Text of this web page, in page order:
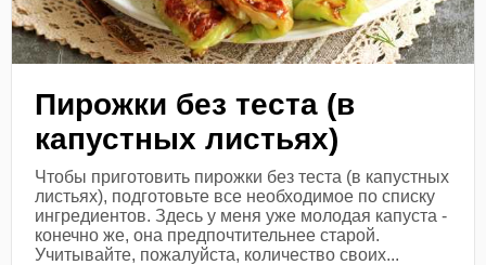
Пирожки без теста (в
капустных листьях)
Чтобы приготовить пирожки без теста (в капустных
листьях), подготовьте все необходимое по списку
ингредиентов. Здесь у меня уже молодая капуста -
конечно же, она предпочтительнее старой.
Учитывайте, пожалуйста, количество своих...